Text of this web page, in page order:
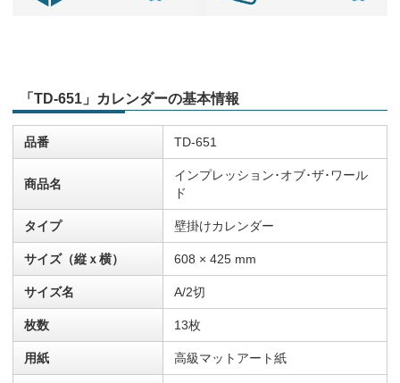
「TD-651」カレンダーの基本情報
品番 TD-651
商品名
インプレッション･オブ･ザ･ワール
ド
タイプ 壁掛けカレンダー
サイズ（縦ｘ横） 608 × 425 mm
サイズ名 A/2切
枚数 13枚
用紙 高級マットアート紙